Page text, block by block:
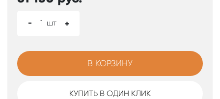
- 1 шт +
В КОРЗИНУ
КУПИТЬ В ОДИН КЛИК